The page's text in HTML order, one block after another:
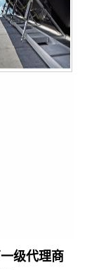
级代理商